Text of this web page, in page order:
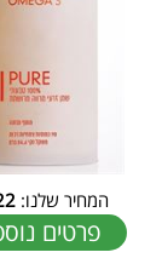
המחיר שלנו:
פרטים